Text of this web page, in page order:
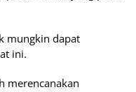
mungkin dapat
ini.
merencanakan